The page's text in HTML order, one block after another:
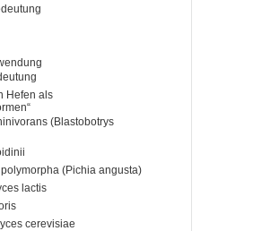
Hefen als
(Blastobotrys
(Pichia angusta)
lactis
cerevisiae